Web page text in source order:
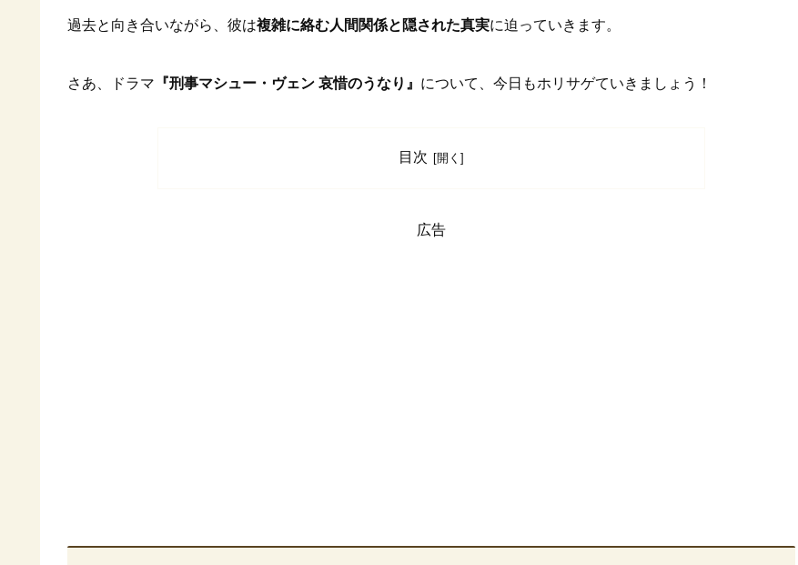
過去と向き合いながら、彼は複雑に絡む人間関係と隠された真実に迫っていきます。
さあ、ドラマ 『刑事マシュー・ヴェン 哀惜のうなり』 について、今日もホリサゲていきましょう！
目次
広告